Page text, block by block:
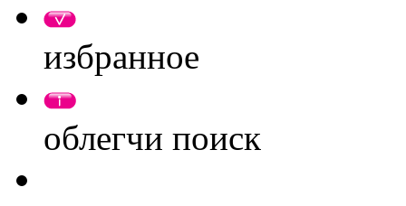
избранное
облегчи поиск